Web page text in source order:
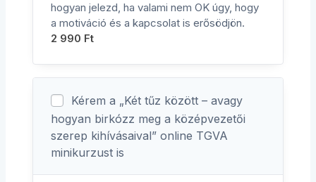
hogyan jelezd, ha valami nem OK úgy, hogy
a motiváció és a kapcsolat is erősödjön.
2 990 Ft
Kérem a „Két tűz között – avagy
hogyan birkózz meg a középvezetői
szerep kihívásaival” online TGVA
minikurzust is